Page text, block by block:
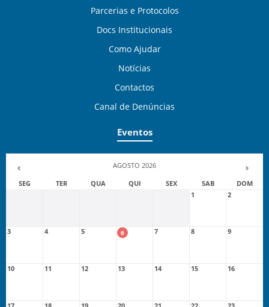
Parcerias e Protocolos
Docs Institucionais
Como Ajudar
Notícias
Contactos
Canal de Denúncias
Eventos
AGOSTO 2026
SEG
TER QUA QUI SEX SAB
DOM
1
2
3 4 5 6 7 8 9
10 11 12 13 14 15 16